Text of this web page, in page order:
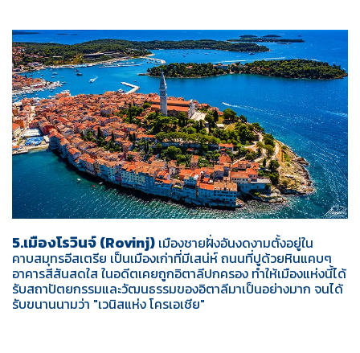
5.เมืองโรวินจ์ (Rovinj) เมืองชายฝั่งอันงดงามตั้งอยู่ใน
คาบสมุทรอีสเตรีย เป็นเมืองเก่าที่มีเสน่ห์ ถนนที่ปูด้วยหินแคบๆ
อาคารสีสันสดใส ในอดีตเคยถูกอิตาลีปกครอง ทำให้เมืองแห่งนี้ได้
รับสถาปัตยกรรมและวัฒนธรรมของอิตาลีมาเป็นอย่างมาก จนได้
รับขนานนามว่า "เวนิสแห่ง โครเอเชีย"